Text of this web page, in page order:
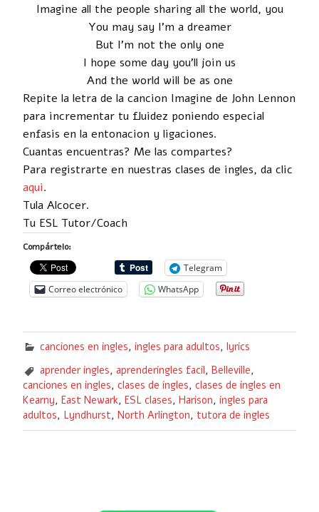
Imagine all the people sharing all the world, you
You may say I’m a dreamer
But I’m not the only one
I hope some day you’ll join us
And the world will be as one
Repite la letra de la cancion Imagine de John Lennon
para incrementar tu fluidez poniendo especial
enfasis en la entonacion y ligaciones.
Cuantas encuentras? Me las compartes?
Para registrarte en nuestras clases de ingles, da clic
aqui.
Tula Alcocer.
Tu ESL Tutor/Coach
Compártelo:
Telegram
Correo electrónico
WhatsApp
canciones en ingles, ingles para adultos, lyrics
aprender ingles, aprenderingles facil, Belleville,
canciones en ingles, clases de ingles, clases de ingles en
Kearny, East Newark, ESL clases, Harison, ingles para
adultos, Lyndhurst, North Arlington, tutora de ingles